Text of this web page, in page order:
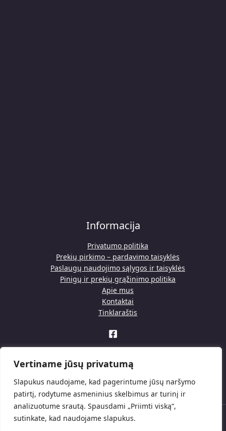
Vertiname jūsų privatumą
Slapukus naudojame, kad pagerintume jūsų naršymo
patirtį, rodytume asmeninius skelbimus ar turinį ir
analizuotume srautą. Spausdami „Priimti viską“,
sutinkate, kad naudojame slapukus.
Informacija
Privatumo politika
Prekių pirkimo – pardavimo taisyklės
Paslaugų naudojimo sąlygos ir taisyklės
Pinigų ir prekių grąžinimo politika
Apie mus
Kontaktai
Tinklaraštis
© 2026 . Powered by